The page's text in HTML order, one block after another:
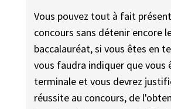
Vous pouvez tout à fait
concours sans détenir encore
baccalauréat, si vous êtes en
vous faudra indiquer que vous
terminale et vous devrez
réussite au concours, de